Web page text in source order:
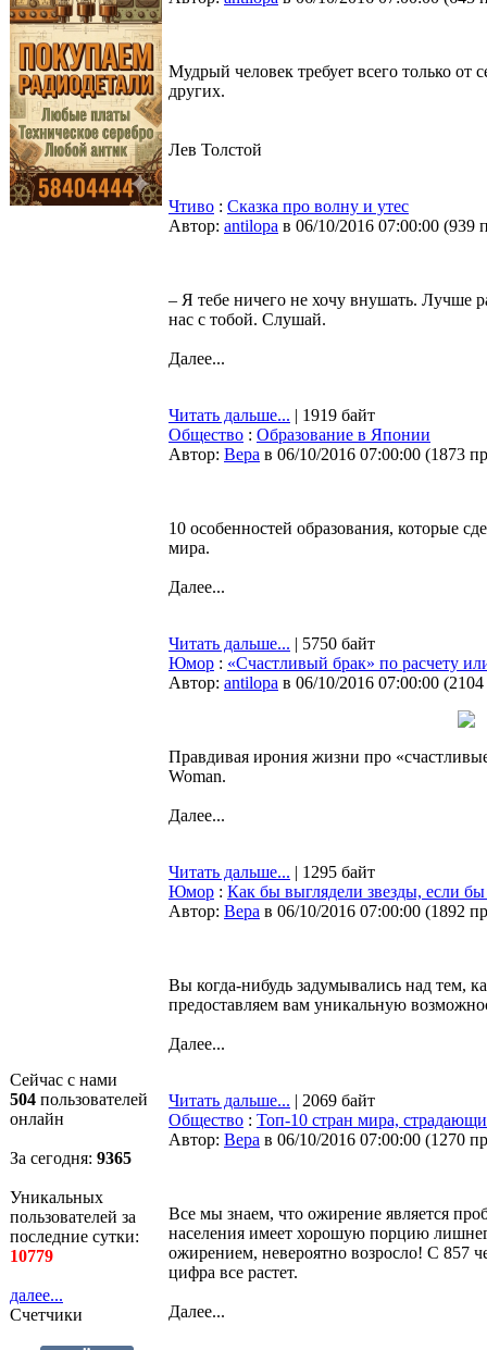
Сейчас с нами
504 пользователей
онлайн
За сегодня: 9365
Уникальных
пользователей за
последние сутки:
10779
далее...
Счетчики
Мудрый человек требует всего только от
других.
Лев Толстой
Чтиво : Сказка про волну и утес
Автор: antilopa в 06/10/2016 07:00:00 (939
– Я тебе ничего не хочу внушать. Лучше
нас с тобой. Слушай.
Далее...
Читать дальше... | 1919 байт
Общество : Образование в Японии
Автор: Bepa в 06/10/2016 07:00:00 (1873
10 особенностей образования, которые
мира.
Далее...
Читать дальше... | 5750 байт
Юмор : «Счастливый брак» по расчету
Автор: antilopa в 06/10/2016 07:00:00 (
Правдивая ирония жизни про
Woman.
Далее...
Читать дальше... | 1295 байт
Юмор : Как бы выглядели звезды, если
Автор: Bepa в 06/10/2016 07:00:00 (1892
Вы когда-нибудь задумывались над тем,
предоставляем вам уникальную
Далее...
Читать дальше... | 2069 байт
Общество : Топ-10 стран мира,
Автор: Bepa в 06/10/2016 07:00:00 (1270
Все мы знаем, что ожирение является
населения имеет хорошую порцию
ожирением, невероятно возросло! С 857
цифра все растет.
Далее...